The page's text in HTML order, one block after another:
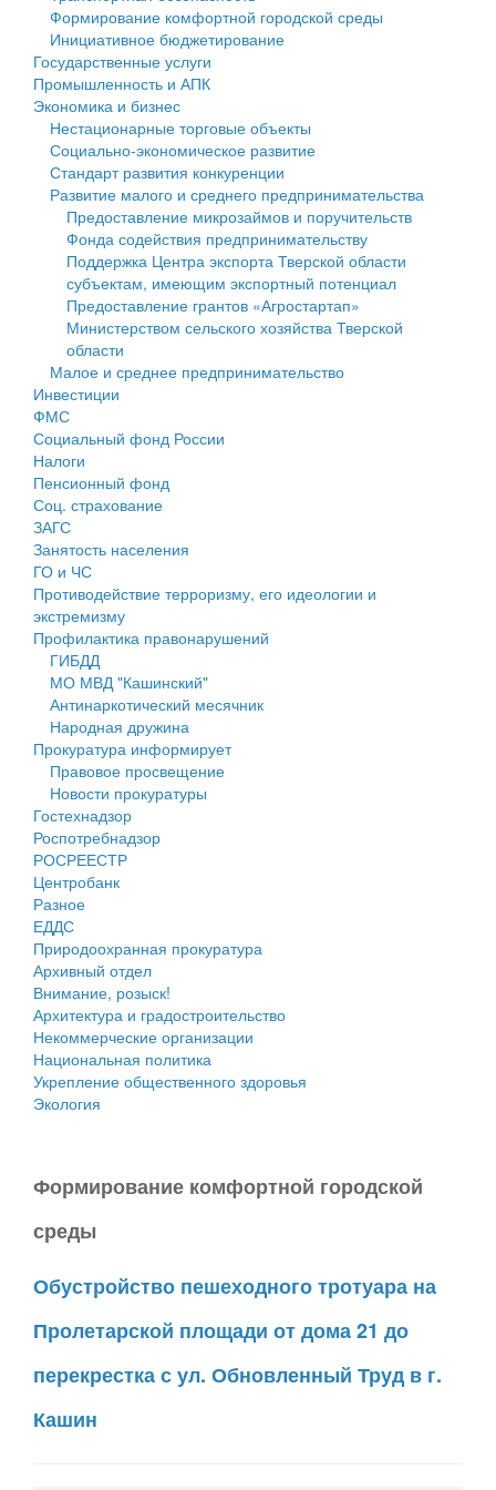
Государственные услуги
Промышленность и АПК
Экономика и бизнес
Символика
Устав
Гостям округа
Туризм
Культура
Образование
Здравоохранение
Социальная защита
Фотоальбом
муниципального округа Тверской области
Администрация Кашинского муниципального округа
Тверской области
Управление сельскими территориями
Открытые данные
Работа с обращениями граждан
Муниципальный контроль
Муниципальные услуги
Проекты административных регламентов
Антимонопольный комплаенс
Противодействие коррупции
Финансовое управление
Бюджет для граждан
Имущество
Выявление правообладателей ранее учтенных
объектов недвижимости
Имущественная поддержка субъектов малого и
среднего предпринимательства
Информационная поддержка субъектов малого и
среднего предпринимательства
Муниципальные программы
Контрольно-счетная палата
Персональные данные
Оценка регулирующего воздействия
Деятельность МУ
Нормативы градостроительного проектирования
Правила землепользования и застройки
Генеральные планы
Проекты планировки территории
Собрание депутатов
Городское поселение
Сельские поселения
Формирование комфортной городской среды
Инициативное бюджетирование
Государственные услуги
Промышленность и АПК
Экономика и бизнес
Нестационарные торговые объекты
Социально-экономическое развитие
Стандарт развития конкуренции
Развитие малого и среднего предпринимательства
Предоставление микрозаймов и поручительств
Фонда содействия предпринимательству
Поддержка Центра экспорта Тверской области
субъектам, имеющим экспортный потенциал
Предоставление грантов «Агростартап»
Министерством сельского хозяйства Тверской
области
Малое и среднее предпринимательство
Инвестиции
ФМС
Социальный фонд России
Налоги
Пенсионный фонд
Соц. страхование
ЗАГС
Занятость населения
ГО и ЧС
Противодействие терроризму, его идеологии и
экстремизму
Профилактика правонарушений
ГИБДД
МО МВД "Кашинский"
Антинаркотический месячник
Народная дружина
Прокуратура информирует
Правовое просвещение
Новости прокуратуры
Гостехнадзор
Роспотребнадзор
РОСРЕЕСТР
Центробанк
Разное
ЕДДС
Природоохранная прокуратура
Архивный отдел
Внимание, розыск!
Архитектура и градостроительство
Некоммерческие организации
Национальная политика
Укрепление общественного здоровья
Экология
Формирование комфортной городской
среды
Обустройство пешеходного тротуара на
Пролетарской площади от дома 21 до
перекрестка с ул. Обновленный Труд в г.
Кашин